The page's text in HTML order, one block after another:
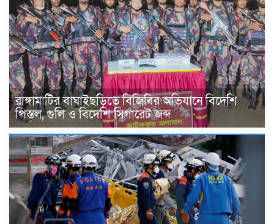
রাঙ্গামাটির বাঘাইছড়িতে বিজিবির অভিযানে বিদেশি
পিস্তল, গুলি ও বিদেশি সিগারেট জব্দ